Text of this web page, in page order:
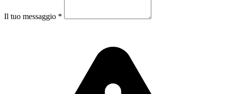
Il tuo messaggio *